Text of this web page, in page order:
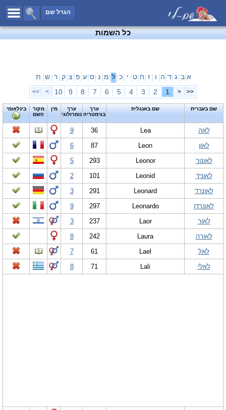
הגרל שם
כל השמות
שמות לבנים
שמות משותפים
שמות נפוצים
שמות נדירים
קטגוריות
מפורסמיםחדש!
נומרולוגיה
הוסף שם
צור קשר
פייסבוק
כל השמות
א ב ג ד ה ו ז ח ט י כ ל מ נ ס ע פ צ ק ר ש ת
<<
<
1
2
3
4
5
6
7
8
9
10
>
>>
שם בעברית שם באנגלית
ערך
בגימטריה
ערך
נומרולוגי
מין
מקור
השם
בינלאומי
לאה Lea
36
9
לאון
Leon
87
6
לאונור
Leonor
293
5
לאוניד
Leonid
101
2
לאונרד
Leonard
291
3
לאונרדו
Leonardo
297
9
לאור
Laor
237
3
לאורה
Laura
242
8
לאל
Lael
61
7
לאלי
Lali
71
8